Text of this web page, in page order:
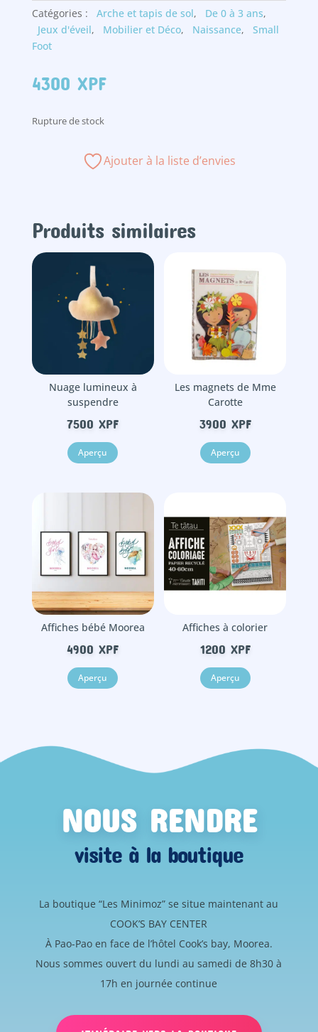
Catégories : Arche et tapis de sol, De 0 à 3 ans,
Jeux d'éveil, Mobilier et Déco, Naissance,
Small
Foot
4300 XPF
Rupture de stock
Ajouter à la liste d’envies
Produits similaires
Nuage lumineux à
suspendre
7500XPF
Aperçu
Les magnets de Mme
Carotte
3900 XPF
Aperçu
Affiches bébé Moorea
4900XPF
Aperçu
Affiches à colorier
1200 XPF
Aperçu
NOUS RENDRE
visite à la boutique
La boutique “Les Minimoz” se situe maintenant au
COOK’S BAY CENTER
À Pao-Pao en face de l’hôtel Cook’s bay, Moorea.
Nous sommes ouvert du lundi au samedi de 8h30 à
17h en journée continue